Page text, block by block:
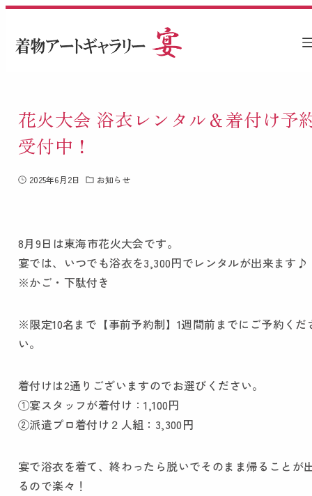
花火大会 浴衣レンタル＆着付け予
受付中！
2025年6月2日 お知らせ
8月9日は東海市花火大会です。
宴では、いつでも浴衣を3,300円でレンタルが出来ます♪
※かご・下駄付き
※限定10名まで【事前予約制】1週間前までにご予約くだ
い。
着付けは2通りございますのでお選びください。
①宴スタッフが着付け：1,100円
②派遣プロ着付け２人組：3,300円
宴で浴衣を着て、終わったら脱いでそのまま帰ることが
るので楽々！